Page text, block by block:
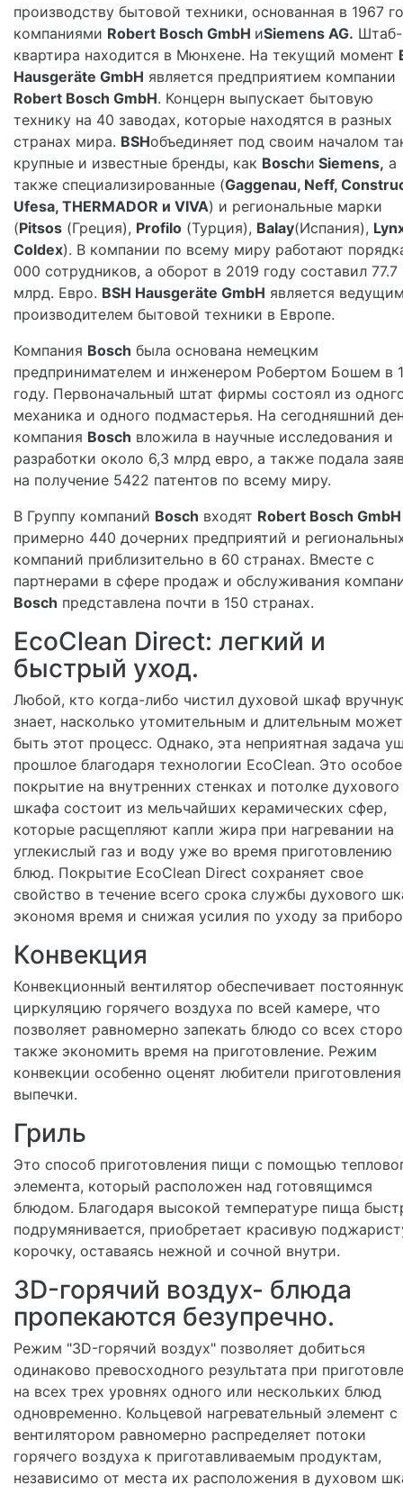
производству бытовой техники, основанная в 1967
компаниями Robert Bosch GmbH иSiemens AG. Штаб-
квартира находится в Мюнхене. На текущий момент
Hausgeräte GmbH является предприятием компании
Robert Bosch GmbH. Концерн выпускает бытовую
технику на 40 заводах, которые находятся в разных
странах мира. BSHобъединяет под своим началом
крупные и известные бренды, как Boschи Siemens, а
также специализированные (Gaggenau, Neff,
Ufesa, THERMADOR и VIVA) и региональные марки
(Pitsos (Греция), Profilo (Турция), Balay(Испания),
Coldex). В компании по всему миру работают
000 сотрудников, а оборот в 2019 году составил 77.7
млрд. Евро. BSH Hausgeräte GmbH является
производителем бытовой техники в Европе.
Компания Bosch была основана немецким
предпринимателем и инженером Робертом Бошем в
году. Первоначальный штат фирмы состоял из
механика и одного подмастерья. На сегодняшний
компания Bosch вложила в научные исследования и
разработки около 6,3 млрд евро, а также подала
на получение 5422 патентов по всему миру.
В Группу компаний Bosch входят Robert Bosch GmbH
примерно 440 дочерних предприятий и
компаний приблизительно в 60 странах. Вместе с
партнерами в сфере продаж и обслуживания
Bosch представлена почти в 150 странах.
EcoClean Direct: легкий и
быстрый уход.
Любой, кто когда-либо чистил духовой шкаф
знает, насколько утомительным и длительным может
быть этот процесс. Однако, эта неприятная задача
прошлое благодаря технологии EcoClean. Это особое
покрытие на внутренних стенках и потолке духового
шкафа состоит из мельчайших керамических сфер,
которые расщепляют капли жира при нагревании на
углекислый газ и воду уже во время приготовлению
блюд. Покрытие EcoClean Direct сохраняет свое
свойство в течение всего срока службы духового
экономя время и снижая усилия по уходу за
Конвекция
Конвекционный вентилятор обеспечивает
циркуляцию горячего воздуха по всей камере, что
позволяет равномерно запекать блюдо со всех
также экономить время на приготовление. Режим
конвекции особенно оценят любители приготовления
выпечки.
Гриль
Это способ приготовления пищи с помощью
элемента, который расположен над готовящимся
блюдом. Благодаря высокой температуре пища
подрумянивается, приобретает красивую
корочку, оставаясь нежной и сочной внутри.
3D-горячий воздух- блюда
пропекаются безупречно.
Режим "3D-горячий воздух" позволяет добиться
одинаково превосходного результата при
на всех трех уровнях одного или нескольких блюд
одновременно. Кольцевой нагревательный элемент с
вентилятором равномерно распределяет потоки
горячего воздуха к приготавливаемым продуктам,
независимо от места их расположения в духовом